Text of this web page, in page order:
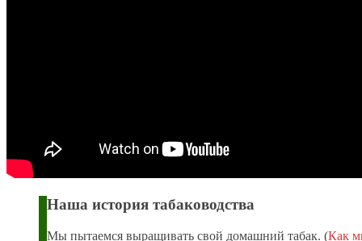
Наша история табаководства
Мы пытаемся выращивать свой домашний табак. (Как